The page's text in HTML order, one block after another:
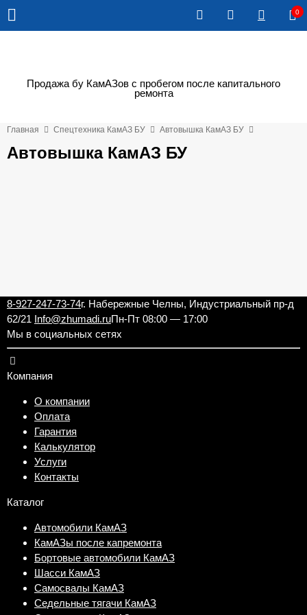
0
Продажа бу КамАЗов с пробегом после капитального
ремонта
Главная Спецтехника КамАЗ БУ Автовышка КамАЗ БУ
Автовышка КамАЗ БУ
8-927-247-73-74г. Набережные Челны, Индустриальный пр-д
62/21 Info@zhumadi.ruПн-Пт 08:00 — 17:00
Мы в социальных сетях
Компания
О компании
Оплата
Гарантия
Калькулятор
Услуги
Контакты
Каталог
Автомобили КамАЗ
КамАЗы после капремонта
Бортовые автомобили КамАЗ
Шасси КамАЗ
Самосвалы КамАЗ
Седельные тягачи КамАЗ